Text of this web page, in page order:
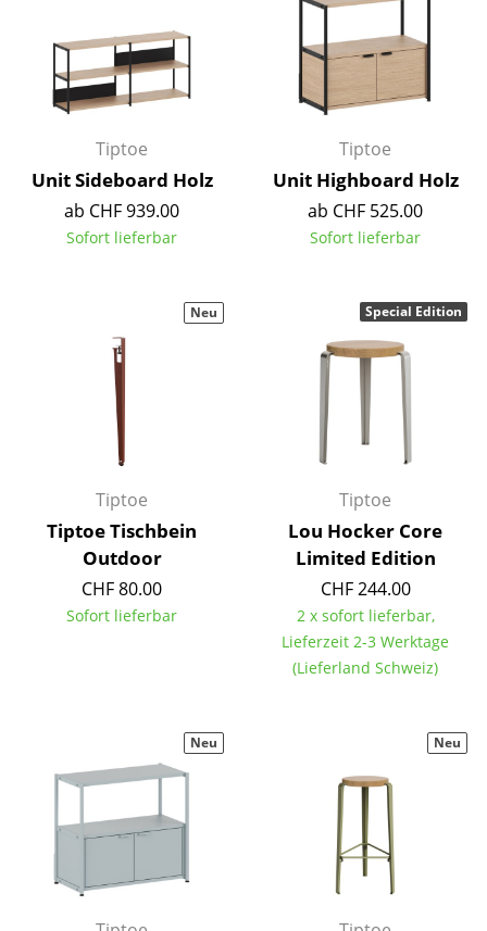
Esstische
Beistelltische
Schreibtische
Sekretäre & PC-Tische
Stehtische & Stehpulte
Kindertische
Gartentische
Servierwagen
Einzelteile
... alle Tische
Aufbewahren
Regale & Schränke
Sideboards & Kommoden
TV Möbel
Beistell- & Rollcontainer
Barmöbel
Tiptoe
Unit Sideboard Holz
ab CHF 939.00
Sofort lieferbar
Tiptoe
Unit Highboard Holz
ab CHF 525.00
Sofort lieferbar
Tiptoe
Tiptoe Tischbein
Outdoor
CHF 80.00
Sofort lieferbar
Neu
Tiptoe
Lou Hocker Core
Limited Edition
CHF 244.00
2 x sofort lieferbar,
Lieferzeit 2-3 Werktage
(Lieferland Schweiz)
Special Edition
Neu Neu